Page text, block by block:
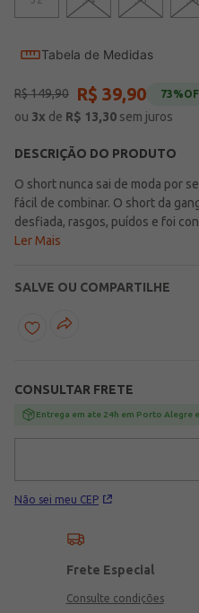
Tabela de Medidas
R$149,90 R$ 39,90 73%
ou 3x de R$ 13,30 sem juros
DESCRIÇÃO DO PRODUTO
O short nunca sai de moda por
fácil de combinar. O short da
desfiada, rasgos, puídos e foi
algodão na cor branca. Ele fica
Ler Mais
SALVE OU COMPARTILHE
CONSULTAR FRETE
Entrega em ate 24h em Porto Alegre
Não sei meu CEP
Frete Especial
Consulte condições